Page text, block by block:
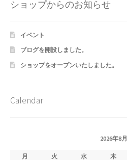
Shipment Tracking
Unsubscribe auctions
ショップからのお知らせ
イベント
ブログを開設しました。
ショップをオープンいたしました。
Calendar
2026年8月
月 火 水 木